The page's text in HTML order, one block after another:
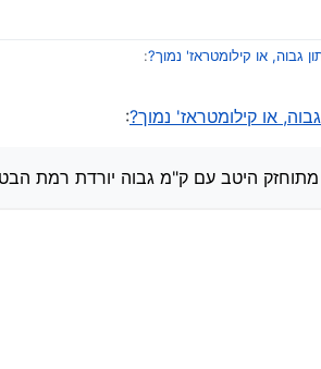
גבוה, או קילומטראז' נמוך?:
באמת זה חלק מהשאלה, האם לרכב מתוחזק היטב
או קילומטראז' נמוך?:
היטב עם ק"מ גבוה יורדת רמת